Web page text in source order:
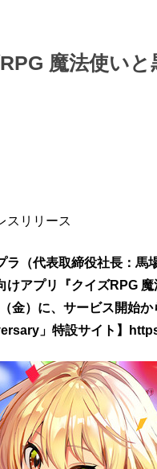
RPG 魔法使い
スリリース
ラ（代表取締役社長：馬
けアプリ『クイズRPG
金）に、サービス開始
」特設サイト】